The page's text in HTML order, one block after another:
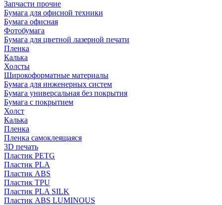
Запчасти прочие
Бумага для офисной техники
Бумага офисная
Фотобумага
Бумага для цветной лазерной печати
Пленка
Калька
Холсты
Широкоформатные материалы
Бумага для инженерных систем
Бумага универсальная без покрытия
Бумага с покрытием
Холст
Калька
Пленка
Пленка самоклеящаяся
3D печать
Пластик PETG
Пластик PLA
Пластик ABS
Пластик TPU
Пластик PLA SILK
Пластик ABS LUMINOUS